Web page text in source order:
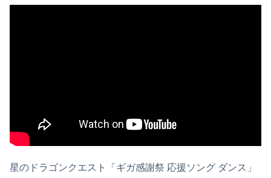
星のドラゴンクエスト「ギガ感謝祭 応援ソング ダンス」